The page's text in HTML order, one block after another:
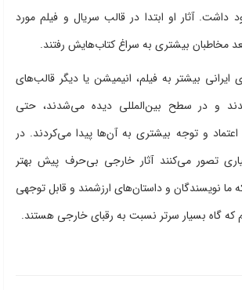
آثار او ابتدا در قالب سریال و فیلم مورد
مخاطبان بیشتری به سراغ کتاب‌هایش رفتند.
ایرانی بیشتر به فیلم، انیمیشن یا دیگر قالب‌های
و در سطح بین‌المللی دیده می‌شدند، حتی
و توجه بیشتری به آن‌ها پیدا می‌کردند. در
تصور می‌کنند آثار خارجی بی‌حرف پیش بهتر
ما نویسندگان و داستان‌های ارزشمند و قابل توجهی
که گاه بسیار سرتر نسبت به رقبای خارجی هستند.